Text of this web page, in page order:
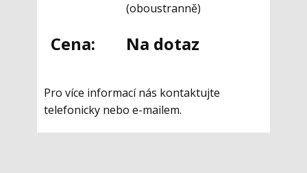
(oboustranně)
Cena: Na dotaz
Pro více informa​cí nás kontaktujte
telefonicky nebo e-mailem.